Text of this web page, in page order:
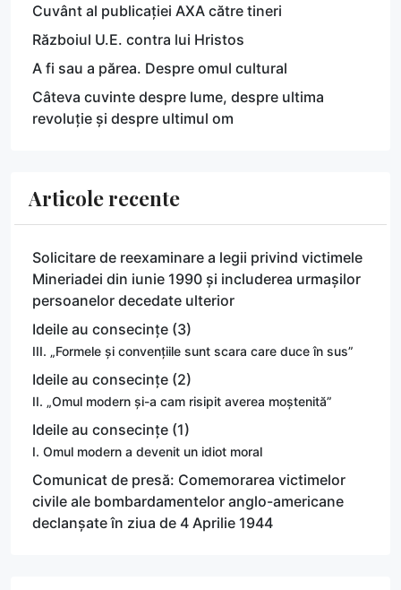
Cuvânt al publicației AXA către tineri
Războiul U.E. contra lui Hristos
A fi sau a părea. Despre omul cultural
Câteva cuvinte despre lume, despre ultima
revoluție și despre ultimul om
Articole recente
Solicitare de reexaminare a legii privind victimele
Mineriadei din iunie 1990 și includerea urmașilor
persoanelor decedate ulterior
Ideile au consecințe (3)
III. „Formele și convențiile sunt scara care duce în sus”
Ideile au consecințe (2)
II. „Omul modern și-a cam risipit averea moștenită”
Ideile au consecințe (1)
I. Omul modern a devenit un idiot moral
Comunicat de presă: Comemorarea victimelor
civile ale bombardamentelor anglo-americane
declanșate în ziua de 4 Aprilie 1944